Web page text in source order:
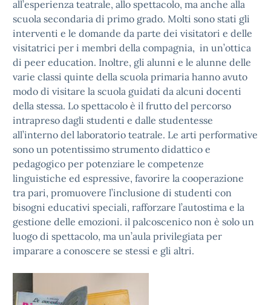
all’esperienza teatrale, allo spettacolo, ma anche alla
scuola secondaria di primo grado. Molti sono stati gli
interventi e le domande da parte dei visitatori e delle
visitatrici per i membri della compagnia, in un’ottica
di peer education. Inoltre, gli alunni e le alunne delle
varie classi quinte della scuola primaria hanno avuto
modo di visitare la scuola guidati da alcuni docenti
della stessa. Lo spettacolo è il frutto del percorso
intrapreso dagli studenti e dalle studentesse
all’interno del laboratorio teatrale. Le arti performative
sono un potentissimo strumento didattico e
pedagogico per potenziare le competenze
linguistiche ed espressive, favorire la cooperazione
tra pari, promuovere l’inclusione di studenti con
bisogni educativi speciali, rafforzare l’autostima e la
gestione delle emozioni. il palcoscenico non è solo un
luogo di spettacolo, ma un’aula privilegiata per
imparare a conoscere se stessi e gli altri.